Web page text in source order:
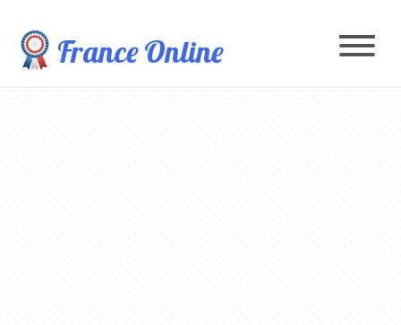
France Online